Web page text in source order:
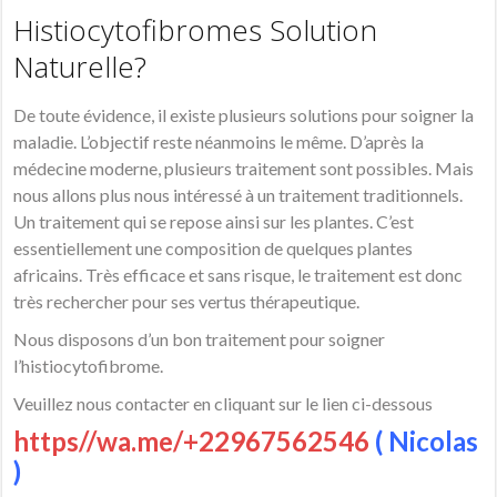
Histiocytofibromes Solution
Naturelle?
De toute évidence, il existe plusieurs solutions pour soigner la
maladie. L’objectif reste néanmoins le même. D’après la
médecine moderne, plusieurs traitement sont possibles. Mais
nous allons plus nous intéressé à un traitement traditionnels.
Un traitement qui se repose ainsi sur les plantes. C’est
essentiellement une composition de quelques plantes
africains. Très efficace et sans risque, le traitement est donc
très rechercher pour ses vertus thérapeutique.
Nous disposons d’un bon traitement pour soigner
l’histiocytofibrome.
Veuillez nous contacter en cliquant sur le lien ci-dessous
https//wa.me/+22967562546 ( Nicolas
)